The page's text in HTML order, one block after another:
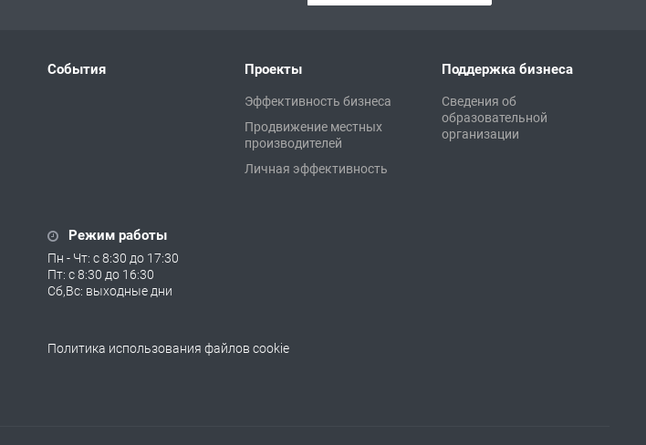
События Проекты
Эффективность бизнеса
Продвижение местных
производителей
Личная эффективность
Поддержка бизнеса
Сведения об
образовательной
организации
Режим работы
Пн - Чт: с 8:30 до 17:30
Пт: с 8:30 до 16:30
Сб,Вс: выходные дни
Политика использования файлов cookie